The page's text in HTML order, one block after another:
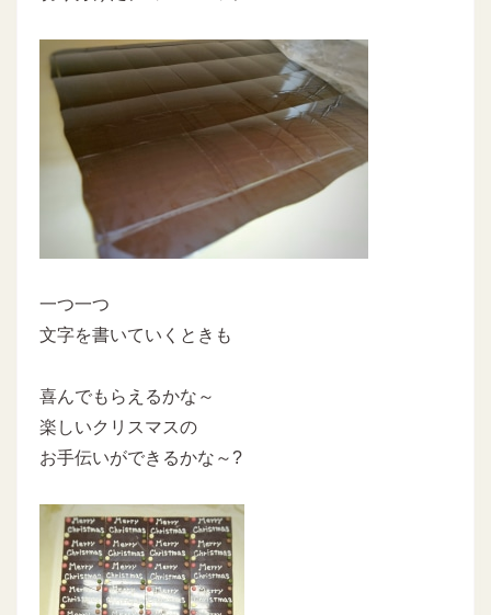
一つ一つ
文字を書いていくときも
喜んでもらえるかな～
楽しいクリスマスの
お手伝いができるかな～?